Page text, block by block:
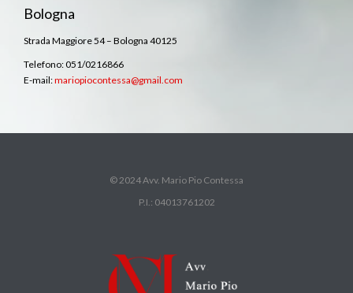
Bologna
Strada Maggiore 54 – Bologna 40125
Telefono: 051/0216866
E-mail:mariopiocontessa@gmail.com
© 2024 Avv. Mario Pio Contessa
P.I.: 04013761202